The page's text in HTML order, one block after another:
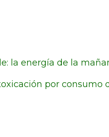
la energía de la
por consumo